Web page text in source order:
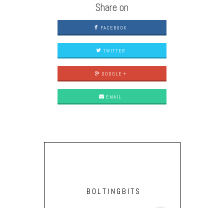
Share on
FACEBOOK
TWITTER
GOOGLE +
EMAIL
BOLTINGBITS